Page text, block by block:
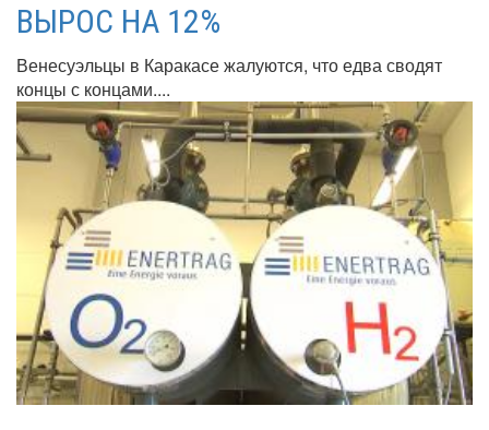
ВЫРОС НА 12%
Венесуэльцы в Каракасе жалуются, что едва сводят
концы с концами....